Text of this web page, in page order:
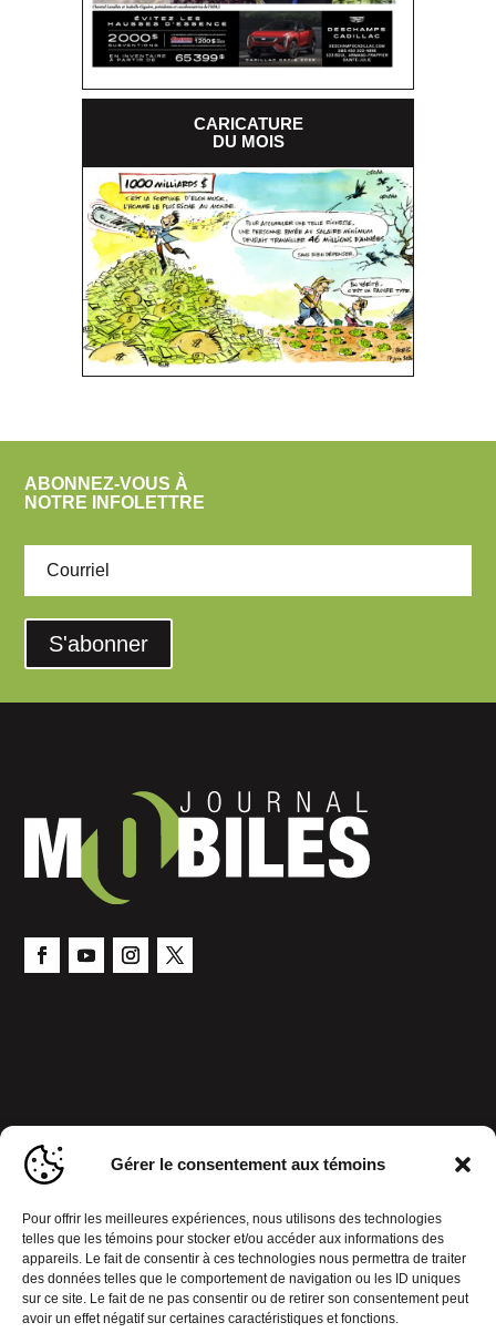
Gérer le consentement aux témoins
Pour offrir les meilleures expériences, nous utilisons des technologies
telles que les témoins pour stocker et/ou accéder aux informations des
appareils. Le fait de consentir à ces technologies nous permettra de traiter
des données telles que le comportement de navigation ou les ID uniques
sur ce site. Le fait de ne pas consentir ou de retirer son consentement peut
avoir un effet négatif sur certaines caractéristiques et fonctions.
CARICATURE
DU MOIS
ABONNEZ-VOUS À
NOTRE INFOLETTRE
S'abonner